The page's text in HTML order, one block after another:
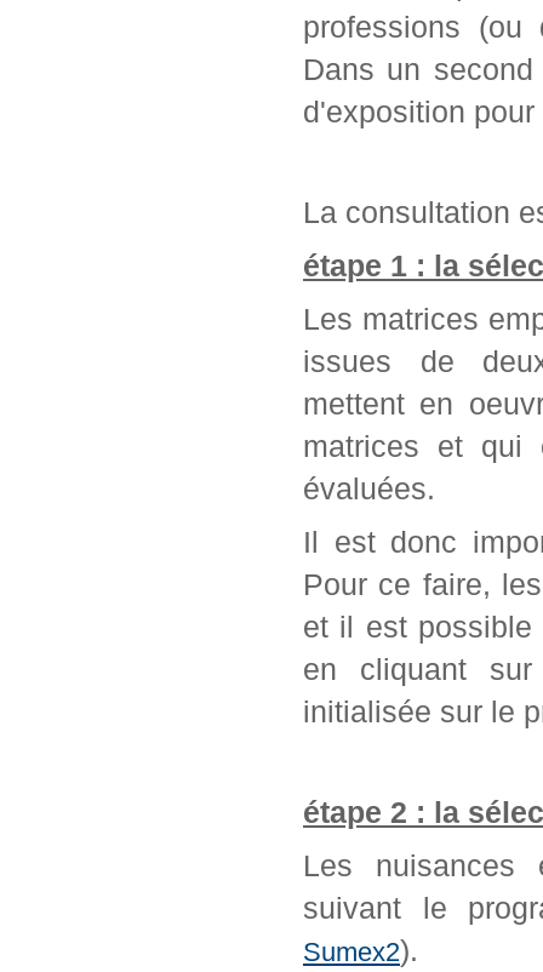
professions (ou
Dans un
d'exposition
La consultation
étape 1 : la
Les matrices
issues de
mettent en
matrices et qui
évaluées.
Il est donc
Pour ce faire,
et il est possible
en cliquant
initialisée sur le
étape 2 : la
Les nuisances
suivant le
Sumex2).